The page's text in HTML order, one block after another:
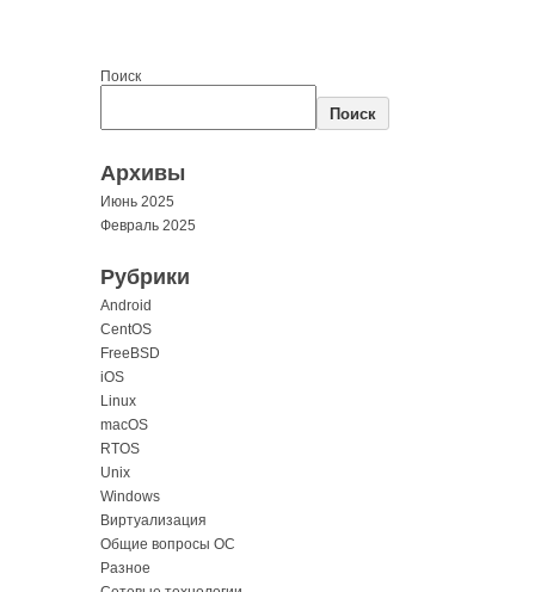
Поиск
Поиск
Архивы
Июнь 2025
Февраль 2025
Рубрики
Android
CentOS
FreeBSD
iOS
Linux
macOS
RTOS
Unix
Windows
Виртуализация
Общие вопросы ОС
Разное